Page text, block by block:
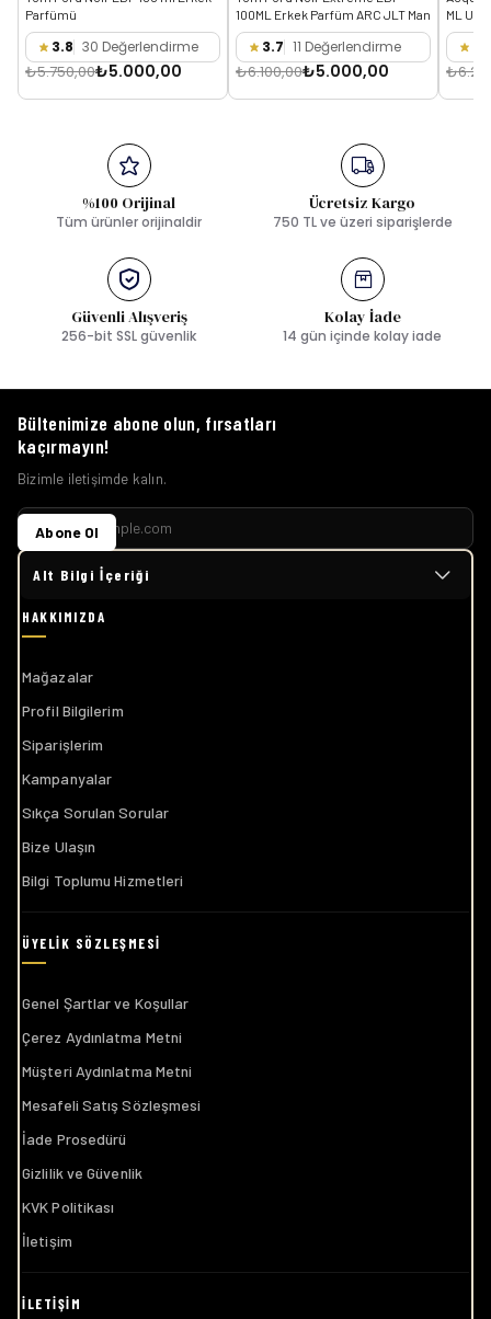
Parfümü
3.8 30 Değerlendirme
₺5.750,00₺5.000,00
100ML Erkek Parfüm ARC JLT Man
3.7 11 Değerlendirme
₺6.100,00₺5.000,00
ML
%100 Orijinal
Tüm ürünler orijinaldir
Ücretsiz Kargo
750 TL ve üzeri siparişlerde
Güvenli Alışveriş
256-bit SSL güvenlik
Kolay İade
14 gün içinde kolay iade
Alt Bilgi İçeriği
Mağazalar
Profil Bilgilerim
Siparişlerim
Kampanyalar
Sıkça Sorulan Sorular
Bize Ulaşın
Bilgi Toplumu Hizmetleri
Genel Şartlar ve Koşullar
Çerez Aydınlatma Metni
Müşteri Aydınlatma Metni
Mesafeli Satış Sözleşmesi
İade Prosedürü
Gizlilik ve Güvenlik
KVK Politikası
İletişim
Bültenimize abone olun, fırsatları
kaçırmayın!
Bizimle iletişimde kalın.
Abone Ol